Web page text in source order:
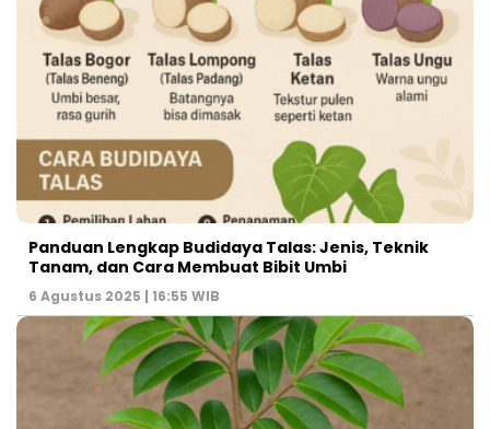
Panduan Lengkap Budidaya Talas: Jenis, Teknik
Tanam, dan Cara Membuat Bibit Umbi
6 Agustus 2025 | 16:55 WIB